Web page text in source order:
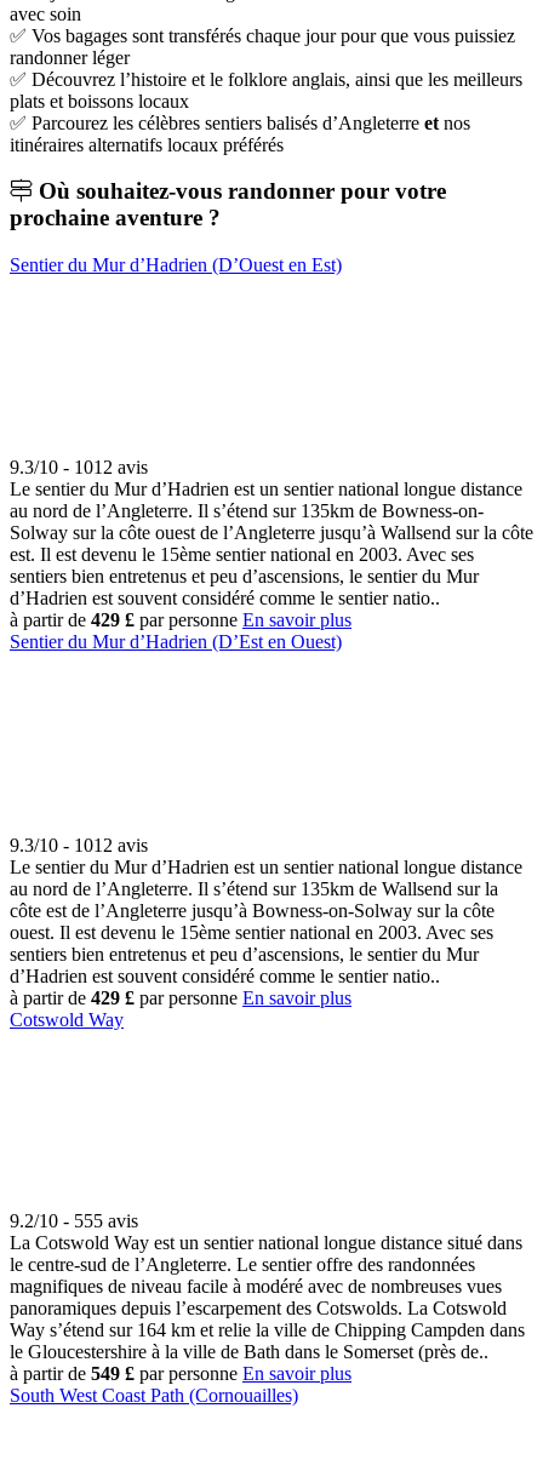
avec soin
✅ Vos bagages sont transférés chaque jour pour que vous puissiez
randonner léger
✅ Découvrez l’histoire et le folklore anglais, ainsi que les meilleurs
plats et boissons locaux
✅ Parcourez les célèbres sentiers balisés d’Angleterre et nos
itinéraires alternatifs locaux préférés
Où souhaitez-vous randonner pour votre
prochaine aventure ?
Sentier du Mur d’Hadrien (D’Ouest en Est)
9.3/10 - 1012 avis
Le sentier du Mur d’Hadrien est un sentier national longue distance
au nord de l’Angleterre. Il s’étend sur 135km de Bowness-on-
Solway sur la côte ouest de l’Angleterre jusqu’à Wallsend sur la côte
est. Il est devenu le 15ème sentier national en 2003. Avec ses
sentiers bien entretenus et peu d’ascensions, le sentier du Mur
d’Hadrien est souvent considéré comme le sentier natio..
à partir de 429 £ par personne En savoir plus
Sentier du Mur d’Hadrien (D’Est en Ouest)
9.3/10 - 1012 avis
Le sentier du Mur d’Hadrien est un sentier national longue distance
au nord de l’Angleterre. Il s’étend sur 135km de Wallsend sur la
côte est de l’Angleterre jusqu’à Bowness-on-Solway sur la côte
ouest. Il est devenu le 15ème sentier national en 2003. Avec ses
sentiers bien entretenus et peu d’ascensions, le sentier du Mur
d’Hadrien est souvent considéré comme le sentier natio..
à partir de 429 £ par personne En savoir plus
Cotswold Way
9.2/10 - 555 avis
La Cotswold Way est un sentier national longue distance situé dans
le centre-sud de l’Angleterre. Le sentier offre des randonnées
magnifiques de niveau facile à modéré avec de nombreuses vues
panoramiques depuis l’escarpement des Cotswolds. La Cotswold
Way s’étend sur 164 km et relie la ville de Chipping Campden dans
le Gloucestershire à la ville de Bath dans le Somerset (près de..
à partir de 549 £ par personne En savoir plus
South West Coast Path (Cornouailles)